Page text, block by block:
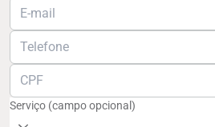
Serviço (campo opcional)